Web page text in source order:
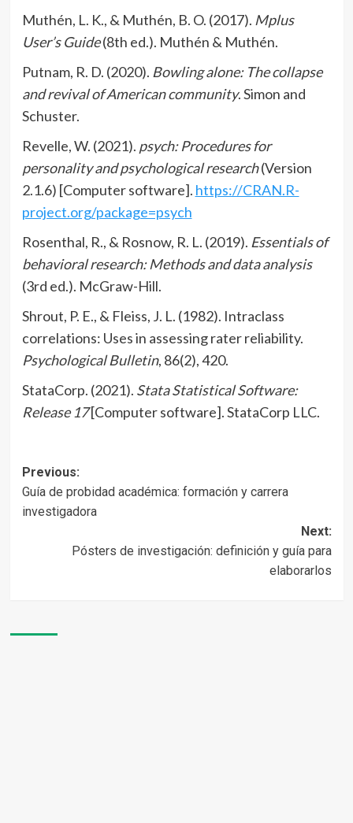
Muthén, L. K., & Muthén, B. O. (2017). Mplus
User’s Guide(8th ed.). Muthén & Muthén.
Putnam, R. D. (2020). Bowling alone: The collapse
and revival of American community. Simon and
Schuster.
Revelle, W. (2021). psych: Procedures for
personality and psychological research(Version
2.1.6) [Computer software]. https://CRAN.R-
project.org/package=psych
Rosenthal, R., & Rosnow, R. L. (2019). Essentials of
behavioral research: Methods and data analysis
(3rd ed.). McGraw-Hill.
Shrout, P. E., & Fleiss, J. L. (1982). Intraclass
correlations: Uses in assessing rater reliability.
Psychological Bulletin, 86(2), 420.
StataCorp. (2021). Stata Statistical Software:
Release 17[Computer software]. StataCorp LLC.
Post
navigation
Previous:
Guía de probidad académica: formación y carrera
investigadora
Next:
Pósters de investigación: definición y guía para
elaborarlos